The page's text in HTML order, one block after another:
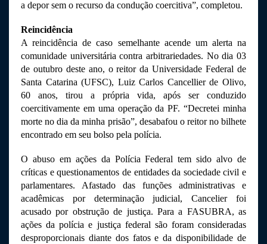
a depor sem o recurso da condução coercitiva”, completou.
Reincidência
A reincidência de caso semelhante acende um alerta na
comunidade universitária contra arbitrariedades. No dia 03
de outubro deste ano, o reitor da Universidade Federal de
Santa Catarina (UFSC), Luiz Carlos Cancellier de Olivo,
60 anos, tirou a própria vida, após ser conduzido
coercitivamente em uma operação da PF. “Decretei minha
morte no dia da minha prisão”, desabafou o reitor no bilhete
encontrado em seu bolso pela polícia.
O abuso em ações da Polícia Federal tem sido alvo de
críticas e questionamentos de entidades da sociedade civil e
parlamentares. Afastado das funções administrativas e
acadêmicas por determinação judicial, Cancelier foi
acusado por obstrução de justiça. Para a FASUBRA, as
ações da polícia e justiça federal são foram consideradas
desproporcionais diante dos fatos e da disponibilidade de